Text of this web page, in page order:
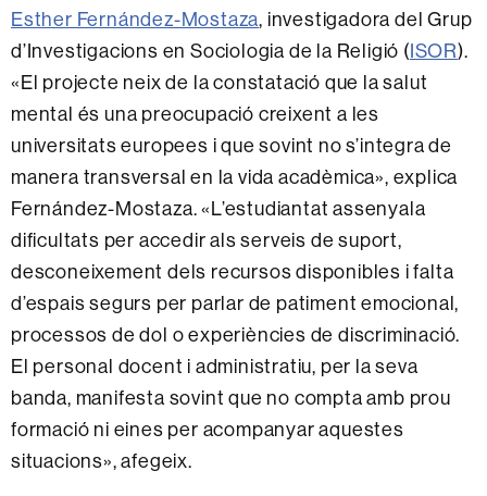
Esther Fernández-Mostaza, investigadora del Grup
d’Investigacions en Sociologia de la Religió (ISOR).
«El projecte neix de la constatació que la salut
mental és una preocupació creixent a les
universitats europees i que sovint no s’integra de
manera transversal en la vida acadèmica», explica
Fernández-Mostaza. «L’estudiantat assenyala
dificultats per accedir als serveis de suport,
desconeixement dels recursos disponibles i falta
d’espais segurs per parlar de patiment emocional,
processos de dol o experiències de discriminació.
El personal docent i administratiu, per la seva
banda, manifesta sovint que no compta amb prou
formació ni eines per acompanyar aquestes
situacions», afegeix.